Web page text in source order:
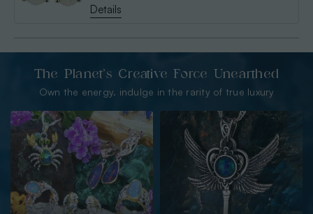
Details
The Planet’s Creative Force Unearthed
Own the energy. indulge in the rarity of true luxury